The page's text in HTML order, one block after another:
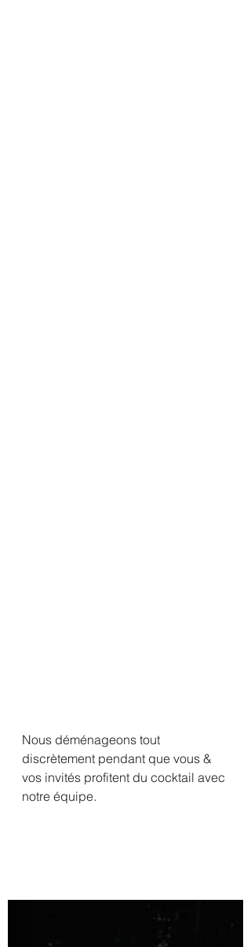
Nous déménageons tout
discrètement pendant que vous &
vos invités profitent du cocktail avec
notre équipe.